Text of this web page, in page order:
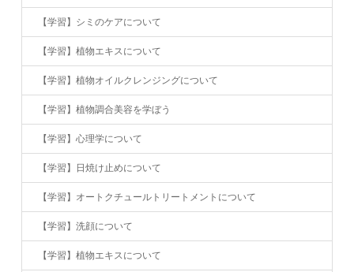
【学習】シミのケアについて
【学習】植物エキスについて
【学習】植物オイルクレンジングについて
【学習】植物調合美容を学ぼう
【学習】心理学について
【学習】日焼け止めについて
【学習】オートクチュールトリートメントについて
【学習】洗顔について
【学習】植物エキスについて